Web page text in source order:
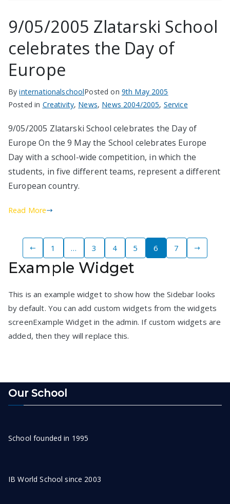
9/05/2005 Zlatarski School
celebrates the Day of
Europe
ByinternationalschoolPosted on 9th May 2005
Posted in Creativity, News, News 2004/2005, Service
9/05/2005 Zlatarski School celebrates the Day of
Europe On the 9 May the School celebrates Europe
Day with a school-wide competition, in which the
students, in five different teams, represent a different
European country.
Read More
Posts
pagination
1 … 3 4 5 6 7
Example Widget
This is an example widget to show how the Sidebar looks
by default. You can add custom widgets from the widgets
screenExample Widget in the admin. If custom widgets are
added, then they will replace this.
Our School
School founded in 1995
IB World School since 2003